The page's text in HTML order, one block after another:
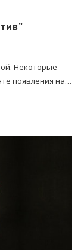
Некоторые
появления на…